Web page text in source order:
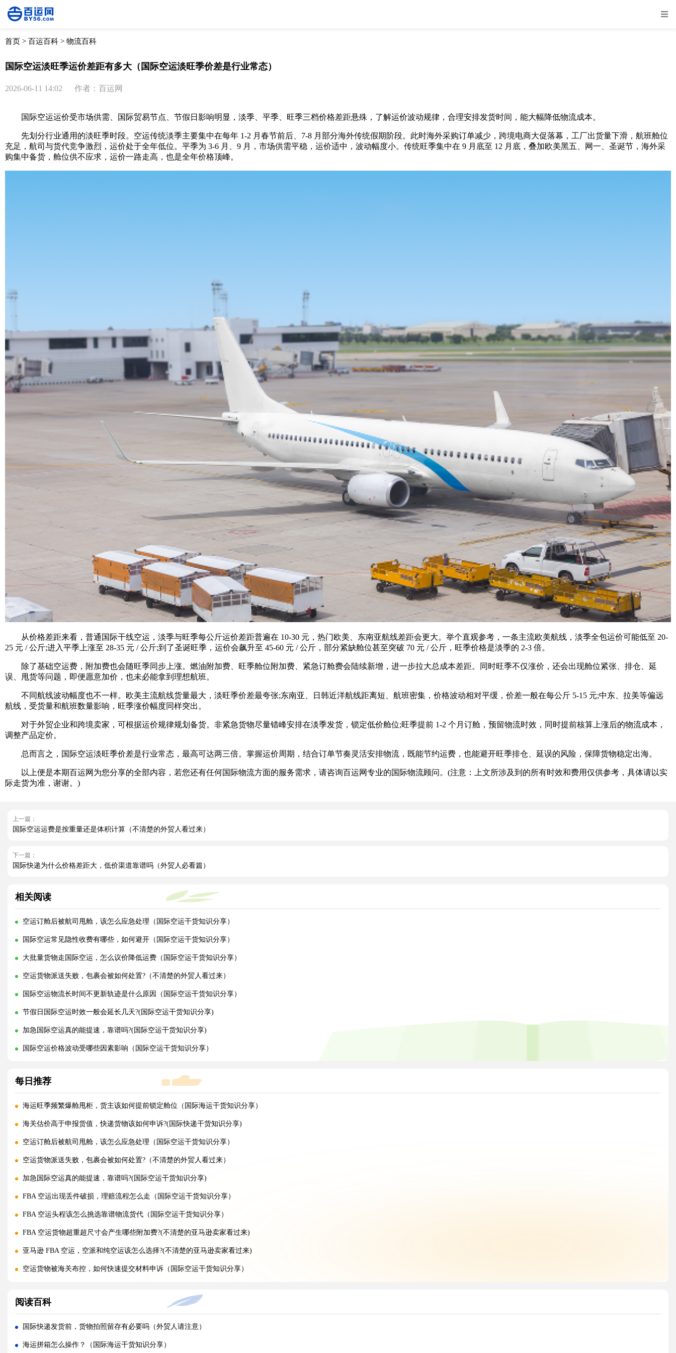
首页 > 百运百科 > 物流百科
国际空运淡旺季运价差距有多大（国际空运淡旺季价差是行业常态）
2026-06-11 14:02 作者：百运网
国际空运运价受市场供需、国际贸易节点、节假日影响明显，淡季、平季、旺季三档价格差距悬殊，了解运价波动规律，合理安排发货时间，能大幅降低物流成本。
先划分行业通用的淡旺季时段。空运传统淡季主要集中在每年 1-2 月春节前后、7-8 月部分海外传统假期阶段。此时海外采购订单减少，跨境电商大促落幕，工厂出货量下滑，航班舱位
充足，航司与货代竞争激烈，运价处于全年低位。平季为 3-6 月、9 月，市场供需平稳，运价适中，波动幅度小。传统旺季集中在 9 月底至 12 月底，叠加欧美黑五、网一、圣诞节，海外采
购集中备货，舱位供不应求，运价一路走高，也是全年价格顶峰。
从价格差距来看，普通国际干线空运，淡季与旺季每公斤运价差距普遍在 10-30 元，热门欧美、东南亚航线差距会更大。举个直观参考，一条主流欧美航线，淡季全包运价可能低至 20-
25 元 / 公斤;进入平季上涨至 28-35 元 / 公斤;到了圣诞旺季，运价会飙升至 45-60 元 / 公斤，部分紧缺舱位甚至突破 70 元 / 公斤，旺季价格是淡季的 2-3 倍。
除了基础空运费，附加费也会随旺季同步上涨。燃油附加费、旺季舱位附加费、紧急订舱费会陆续新增，进一步拉大总成本差距。同时旺季不仅涨价，还会出现舱位紧张、排仓、延
误、甩货等问题，即便愿意加价，也未必能拿到理想航班。
不同航线波动幅度也不一样。欧美主流航线货量最大，淡旺季价差最夸张;东南亚、日韩近洋航线距离短、航班密集，价格波动相对平缓，价差一般在每公斤 5-15 元;中东、拉美等偏远
航线，受货量和航班数量影响，旺季涨价幅度同样突出。
对于外贸企业和跨境卖家，可根据运价规律规划备货。非紧急货物尽量错峰安排在淡季发货，锁定低价舱位;旺季提前 1-2 个月订舱，预留物流时效，同时提前核算上涨后的物流成本，
调整产品定价。
总而言之，国际空运淡旺季价差是行业常态，最高可达两三倍。掌握运价周期，结合订单节奏灵活安排物流，既能节约运费，也能避开旺季排仓、延误的风险，保障货物稳定出海。
以上便是本期百运网为您分享的全部内容，若您还有任何国际物流方面的服务需求，请咨询百运网专业的国际物流顾问。(注意：上文所涉及到的所有时效和费用仅供参考，具体请以实
际走货为准，谢谢。)
上一篇：
国际空运运费是按重量还是体积计算（不清楚的外贸人看过来）
下一篇：
国际快递为什么价格差距大，低价渠道靠谱吗（外贸人必看篇）
相关阅读
空运订舱后被航司甩舱，该怎么应急处理（国际空运干货知识分享）
国际空运常见隐性收费有哪些，如何避开（国际空运干货知识分享）
大批量货物走国际空运，怎么议价降低运费（国际空运干货知识分享）
空运货物派送失败，包裹会被如何处置?（不清楚的外贸人看过来）
国际空运物流长时间不更新轨迹是什么原因（国际空运干货知识分享）
节假日国际空运时效一般会延长几天?(国际空运干货知识分享)
加急国际空运真的能提速，靠谱吗?(国际空运干货知识分享)
国际空运价格波动受哪些因素影响（国际空运干货知识分享）
每日推荐
海运旺季频繁爆舱甩柜，货主该如何提前锁定舱位（国际海运干货知识分享）
海关估价高于申报货值，快递货物该如何申诉?(国际快递干货知识分享)
空运订舱后被航司甩舱，该怎么应急处理（国际空运干货知识分享）
空运货物派送失败，包裹会被如何处置?（不清楚的外贸人看过来）
加急国际空运真的能提速，靠谱吗?(国际空运干货知识分享)
FBA 空运出现丢件破损，理赔流程怎么走（国际空运干货知识分享）
FBA 空运头程该怎么挑选靠谱物流货代（国际空运干货知识分享）
FBA 空运货物超重超尺寸会产生哪些附加费?(不清楚的亚马逊卖家看过来)
亚马逊 FBA 空运，空派和纯空运该怎么选择?(不清楚的亚马逊卖家看过来)
空运货物被海关布控，如何快速提交材料申诉（国际空运干货知识分享）
国际空运低申报被海关查到，罚款比例是多少?(国际空运干货知识分享)
国际空运的运单有什么作用，包含哪些关键信息（国际空运干货知识分享）
国内哪些港口是国际空运主流始发机场（国际空运干货知识分享）
阅读百科
国际快递发货前，货物拍照留存有必要吗（外贸人请注意）
海运拼箱怎么操作？（国际海运干货知识分享）